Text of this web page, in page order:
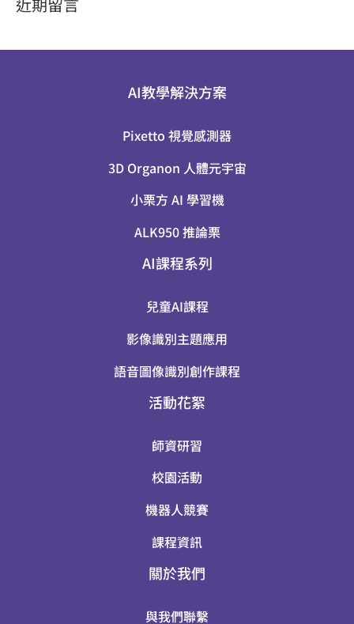
AI教學解決方案
Pixetto 視覺感測器
3D Organon 人體元宇宙
小栗方 AI 學習機
ALK950 推論栗
AI課程系列
兒童AI課程
影像識別主題應用
語音圖像識別創作課程
活動花絮
師資研習
校園活動
機器人競賽
課程資訊
關於我們
與我們聯繫